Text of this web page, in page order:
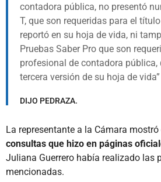
contadora pública, no presentó
T, que son requeridas para el
reportó en su hoja de vida, ni
Pruebas Saber Pro que son
profesional de contadora pública,
tercera versión de su hoja de vida
DIJO PEDRAZA.
La representante a la Cámara mostró
consultas que hizo en páginas
Juliana Guerrero había realizado las
mencionadas.